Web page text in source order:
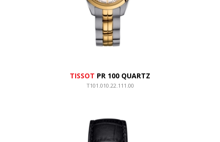
TISSOT PR 100 QUARTZ
T101.010.22.111.00